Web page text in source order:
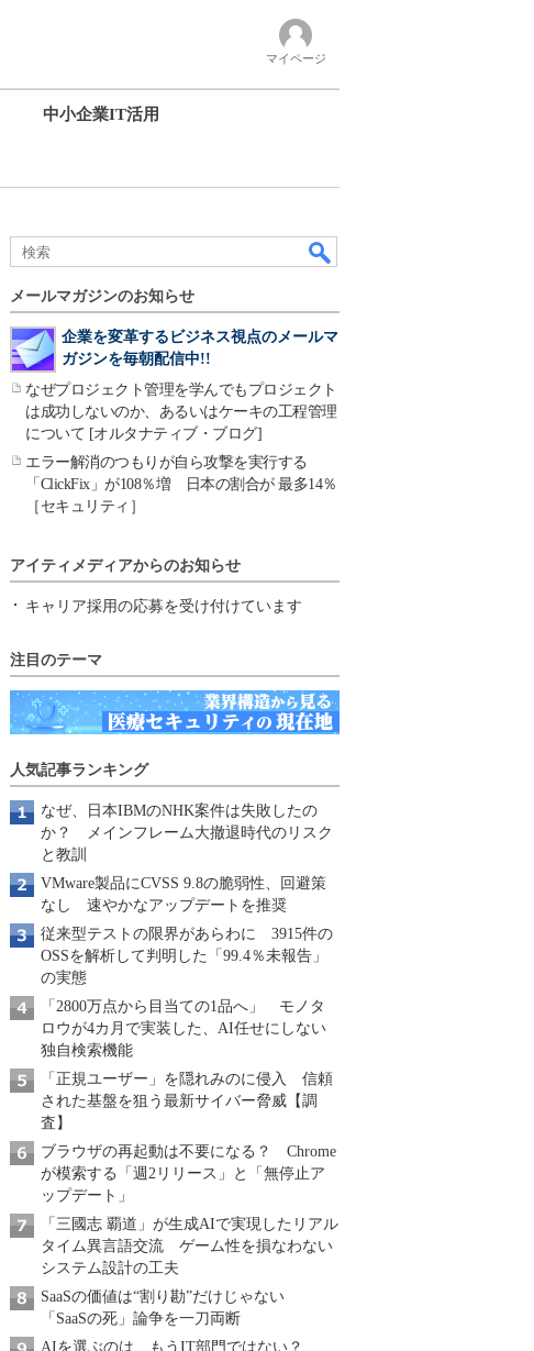
マイページ
中小企業IT活用
メールマガジンのお知らせ
企業を変革するビジネス視点のメールマ
ガジンを毎朝配信中!!
なぜプロジェクト管理を学んでもプロジェクト
は成功しないのか、あるいはケーキの工程管理
について [オルタナティブ・ブログ]
エラー解消のつもりが自ら攻撃を実行する
「ClickFix」が108％増 日本の割合が 最多14％
［セキュリティ］
アイティメディアからのお知らせ
キャリア採用の応募を受け付けています
注目のテーマ
人気記事ランキング
なぜ、日本IBMのNHK案件は失敗したの
か？ メインフレーム大撤退時代のリスク
と教訓
VMware製品にCVSS 9.8の脆弱性、回避策
なし 速やかなアップデートを推奨
従来型テストの限界があらわに 3915件の
OSSを解析して判明した「99.4％未報告」
の実態
「2800万点から目当ての1品へ」 モノタ
ロウが4カ月で実装した、AI任せにしない
独自検索機能
「正規ユーザー」を隠れみのに侵入 信頼
された基盤を狙う最新サイバー脅威【調
査】
ブラウザの再起動は不要になる？ Chrome
が模索する「週2リリース」と「無停止ア
ップデート」
「三國志 覇道」が生成AIで実現したリアル
タイム異言語交流 ゲーム性を損なわない
システム設計の工夫
SaaSの価値は“割り勘”だけじゃない
「SaaSの死」論争を一刀両断
AIを選ぶのは、もうIT部門ではない？